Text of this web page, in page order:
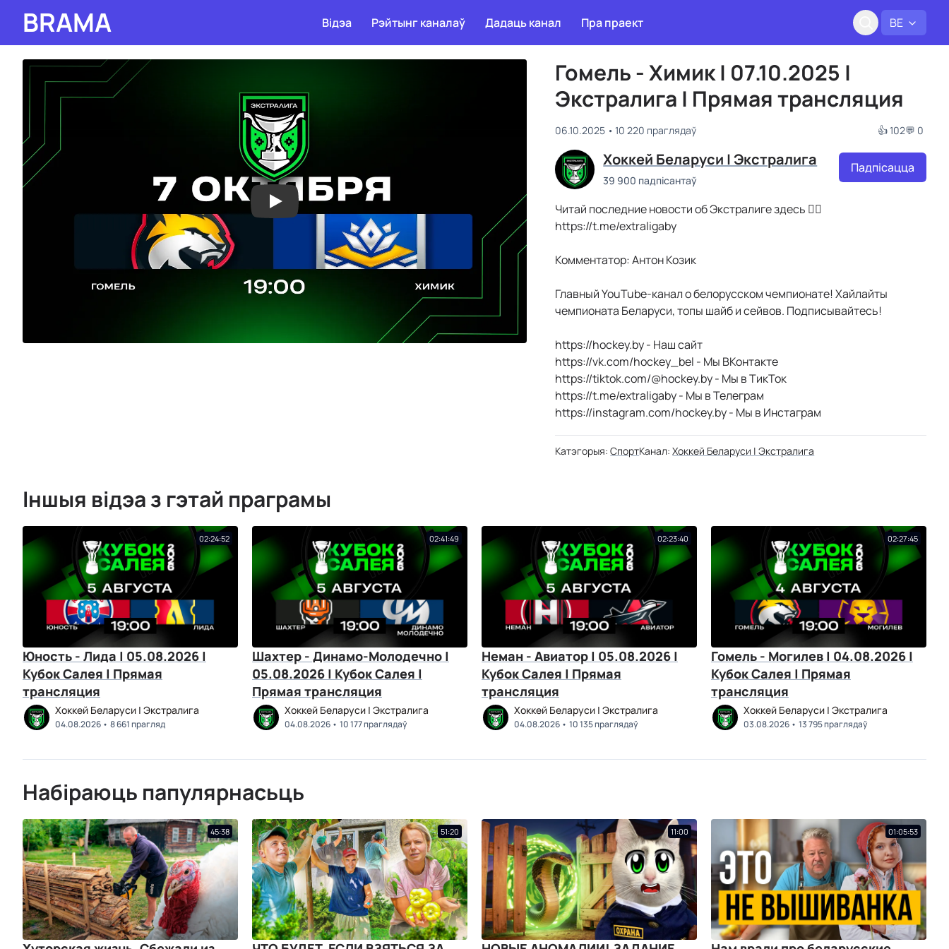
BRAMA BE
Відэа Рэйтынг каналаў Дадаць канал Пра праект
Гомель - Химик | 07.10.2025 |
Экстралига | Прямая трансляция
06.10.2025 10 220 праглядаў 👍 102💬 0
Хоккей Беларуси | Экстралига
39 900 падпісантаў
Падпісацца
Читай последние новости об Экстралиге здесь 👉🏻
https://t.me/extraligaby
Комментатор: Антон Козик
Главный YouTube-канал о белорусском чемпионате! Хайлайты
чемпионата Беларуси, топы шайб и сейвов. Подписывайтесь!
https://hockey.by​ - Наш сайт
https://vk.com/hockey_bel​ - Мы ВКонтакте
https://tiktok.com/@hockey.by​ - Мы в ТикТок
https://t.me/extraligaby - Мы в Телеграм
https://instagram.com/hockey.by​ - Мы в Инстаграм
Катэгорыя: СпортКанал: Хоккей Беларуси | Экстралига
Іншыя відэа з гэтай праграмы
02:24:52
Юность - Лида | 05.08.2026 |
Кубок Салея | Прямая
трансляция
Хоккей Беларуси | Экстралига
04.08.2026 8 661 прагляд
02:41:49
Шахтер - Динамо-Молодечно |
05.08.2026 | Кубок Салея |
Прямая трансляция
Хоккей Беларуси | Экстралига
04.08.2026 10 177 праглядаў
02:23:40
Неман - Авиатор | 05.08.2026 |
Кубок Салея | Прямая
трансляция
Хоккей Беларуси | Экстралига
04.08.2026 10 135 праглядаў
02:27:45
Гомель - Могилев | 04.08.2026 |
Кубок Салея | Прямая
трансляция
Хоккей Беларуси | Экстралига
03.08.2026 13 795 праглядаў
Набіраюць папулярнасьць
45:38 51:20 11:00 01:05:53